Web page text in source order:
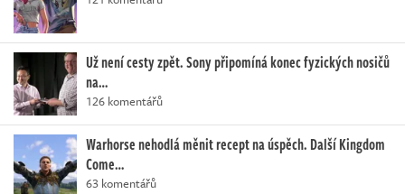
Už není cesty zpět. Sony připomíná konec fyzických nosičů
na…
126 komentářů
Warhorse nehodlá měnit recept na úspěch. Další Kingdom
Come…
63 komentářů